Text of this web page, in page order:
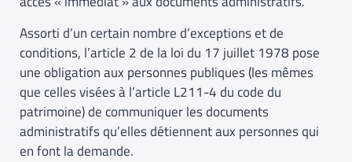
Assorti d’un certain nombre d’exceptions et de
conditions, l’article 2 de la loi du 17 juillet 1978 pose
une obligation aux personnes publiques (les mêmes
que celles visées à l’article L211-4 du code du
patrimoine) de communiquer les documents
administratifs qu’elles détiennent aux personnes qui
en font la demande.